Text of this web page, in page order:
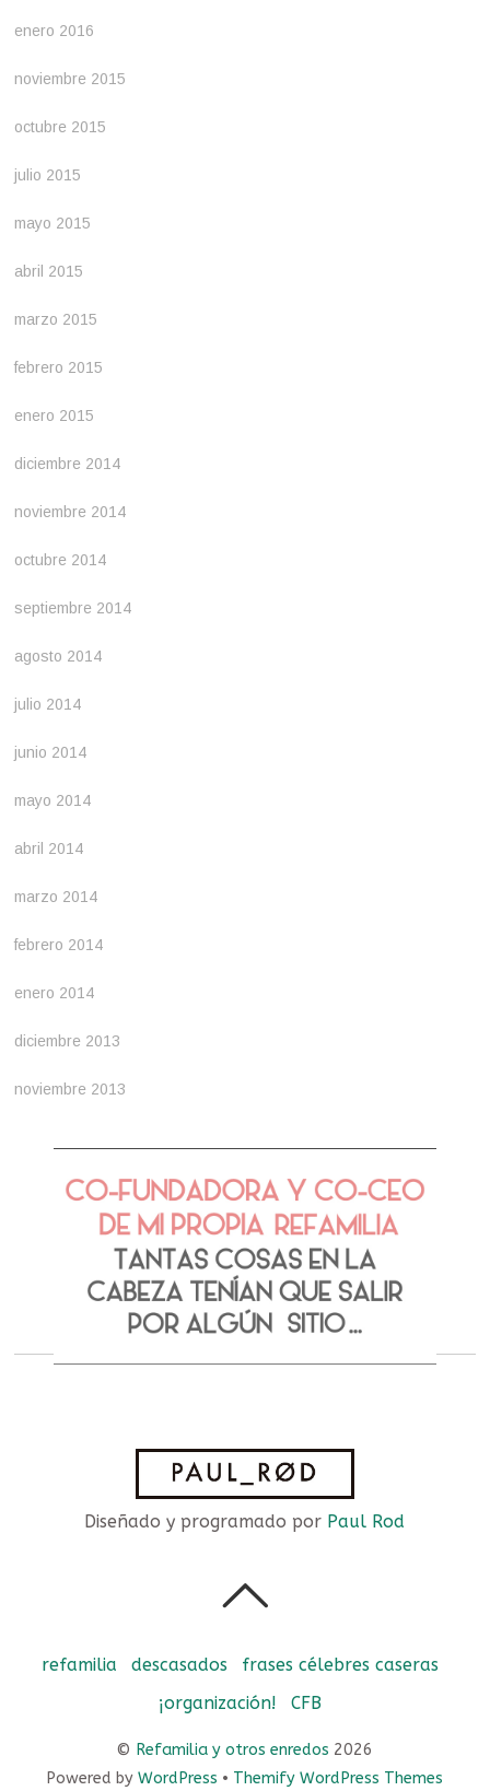
enero 2016
noviembre 2015
octubre 2015
julio 2015
mayo 2015
abril 2015
marzo 2015
febrero 2015
enero 2015
diciembre 2014
noviembre 2014
octubre 2014
septiembre 2014
agosto 2014
julio 2014
junio 2014
mayo 2014
abril 2014
marzo 2014
febrero 2014
enero 2014
diciembre 2013
noviembre 2013
Diseñado y programado por Paul Rod
refamilia descasados
frases célebres caseras
¡organización!
CFB
© Refamilia y otros enredos 2026
Powered byWordPress • Themify WordPress Themes